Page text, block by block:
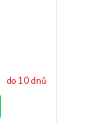
do 10 dnů